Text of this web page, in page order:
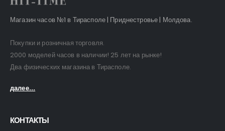
Магазин часов №1 в Тирасполе | Приднестровье | Молдова.
Покупки и розничная торговля.
2000 моделей часов в наличии! 25 лет на рынке!
Два физических магазина в Тирасполе.
далее...
КОНТАКТЫ